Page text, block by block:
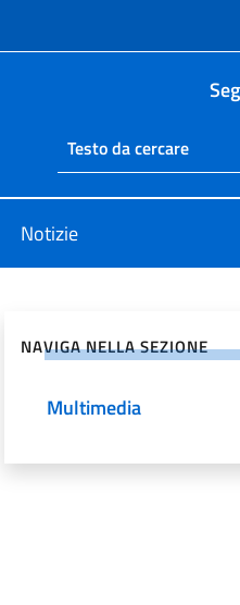
Ricerca
Cerca nel sito
Notizie
NAVIGA NELLA SEZIONE
Multimedia